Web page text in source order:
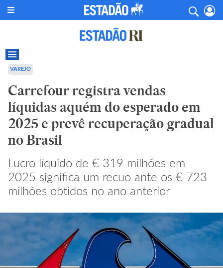
VAREJO
Carrefour registra vendas
líquidas aquém do esperado em
2025 e prevê recuperação gradual
no Brasil
Lucro líquido de € 319 milhões em
2025 significa um recuo ante os € 723
milhões obtidos no ano anterior